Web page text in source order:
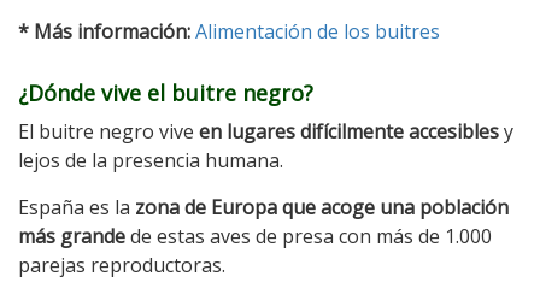
* Más información:Alimentación de los buitres
¿Dónde vive el buitre negro?
El buitre negro vive en lugares difícilmente accesiblesy
lejos de la presencia humana.
España es la zona de Europa que acoge una población
más grandede estas aves de presa con más de 1.000
parejas reproductoras.